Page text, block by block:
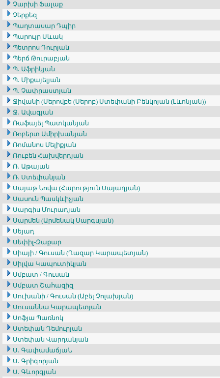
Չարխի Ֆալաք
Չերքեզ
Պաղտասար Դպիր
Պարույր Սևակ
Պետրոս Դուրյան
Պերճ Թուրաբյան
Պ․ Աֆրիկյան
Պ․ Միքայելյան
Պ․ Չափրաստյան
Ջիվանի (Սերովբե (Սերոբ) Ստեփանի Բենկոյան (Լևոնյան))
Ջ․ Ավագյան
Ռաֆայել Պատկանյան
Ռոբերտ Ամիրխանյան
Ռոմանոս Մելիքյան
Ռուբեն Հախվերդյան
Ռ․ Աթայան
Ռ․ Ստեփանյան
Սայաթ Նովա (Հարություն Սայադյան)
Սասուն Պասկևիչյան
Սարգիս Մուրադյան
Սարմեն (Արմենակ Սարգսյան)
Սեյադ
Սեփիլ-Զաքար
Սիայի / Գուսան (Ղազար Կարապետյան)
Սիլվա Կապուտիկյան
Սմբատ / Գուսան
Սմբատ Շահազիզ
Սուխանի / Գուսան (Աբել Չոլախյան)
Սուսաննա Կարապետյան
Սոֆյա Պառնոկ
Ստեփան Դեմուրյան
Ստեփան Վարդանյան
Ս․ ԳափամաճյաՆ
Ս․ Գրիգորյան
Ս․ Գևորգյան